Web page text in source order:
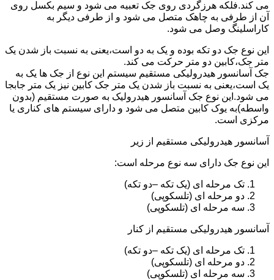
می کند.فلکه هرزگردی روی جک تعبیه می شود و سیم بکسل روی
آن از طرفی به چاهک متصل می شود و از طرفی دیگر به
کاراسلینگ وصل می شود.
این نوع جک دو تکه بوده و یک به دو است،یعنی به نسبت باز شدن یک
متر جک،کابین دو متر حرکت می کند.
جک آسانسور هیدرولیکی مستقیم سیستم این نوع از جک ها یک به
یک است،یعنی به نسبت باز شدن یک متر جک کابین نیز یک متر جابجا
می شود.این نوع جک آسانسور هیدرولیک به صورت مستقیم (بدون
واسطه)به یوک کابین متصل می شود و دارای سیستم های کناری یا
مرکزی است.
آسانسور هیدرولیکی مستقیم از زیر
این نوع جک دارای سه نوع مرحله است:
تک مرحله ای (یک تکه –دو تکه)
دو مرحله ای (تلسکوپی)
سه مرحله ای (تلسکوپی)
آسانسور هیدرولیکی مستقیم از کنار
تک مرحله ای (یک تکه –دو تکه)
دو مرحله ای (تلسکوپی)
سه مرحله ای (تلسکوپی)